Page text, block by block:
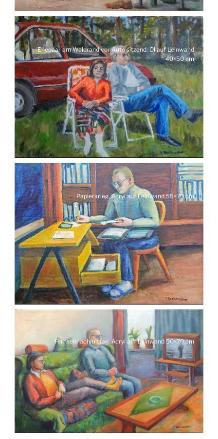
Ehepaar am Waldrand vor Auto sitzend, Öl auf Leinwand
40×50 cm
Papierkrieg, Acryl auf Leinwand 55×70 cm
Fernsehnachmittag, Acryl auf Leinwand 50×70 cm